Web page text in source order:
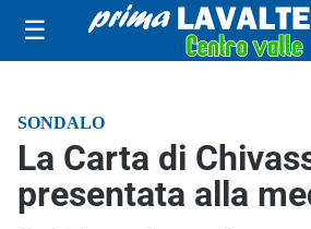
☰
SONDALO
La Carta di
presentata alla